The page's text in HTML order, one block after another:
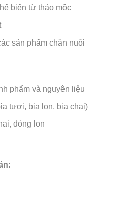
biến từ thảo mộc
sản phẩm chăn nuôi
phẩm và nguyên liệu
tươi, bia lon, bia chai)
đóng lon